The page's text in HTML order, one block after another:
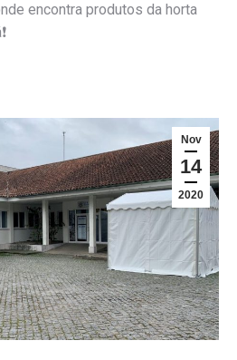
encontra produtos da horta
Nov
14
2020